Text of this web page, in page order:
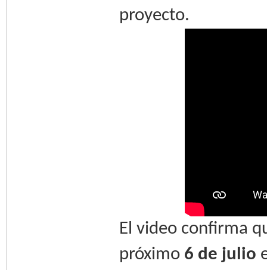
proyecto.
El video confirma
próximo 6 de julio